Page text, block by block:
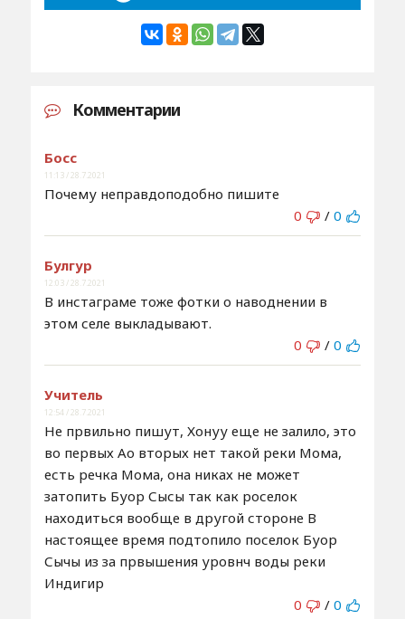
Комментарии
Босс
11:13 / 28.7.2021
Почему неправдоподобно пишите
0
/ 0
Булгур
12:03 / 28.7.2021
В инстаграме тоже фотки о наводнении в
этом селе выкладывают.
0
/ 0
Учитель
12:54 / 28.7.2021
Не првильно пишут, Хонуу еще не залило, это
во первых Ао вторых нет такой реки Мома,
есть речка Мома, она никах не может
затопить Буор Сысы так как роселок
находиться вообще в другой стороне В
настоящее время подтопило поселок Буор
Сычы из за првышения уровнч воды реки
Индигир
0
/ 0